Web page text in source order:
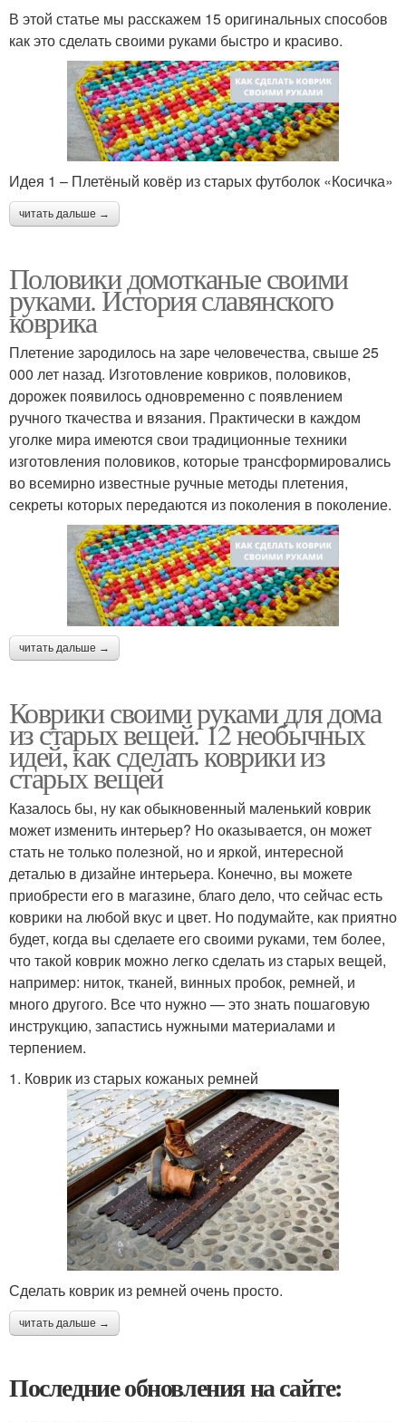
В этой статье мы расскажем 15 оригинальных способов
как это сделать своими руками быстро и красиво.
Идея 1 – Плетёный ковёр из старых футболок «Косичка»
читать дальше →
Половики домотканые своими
руками. История славянского
коврика
Плетение зародилось на заре человечества, свыше 25
000 лет назад. Изготовление ковриков, половиков,
дорожек появилось одновременно с появлением
ручного ткачества и вязания. Практически в каждом
уголке мира имеются свои традиционные техники
изготовления половиков, которые трансформировались
во всемирно известные ручные методы плетения,
секреты которых передаются из поколения в поколение.
читать дальше →
Коврики своими руками для дома
из старых вещей. 12 необычных
идей, как сделать коврики из
старых вещей
Казалось бы, ну как обыкновенный маленький коврик
может изменить интерьер? Но оказывается, он может
стать не только полезной, но и яркой, интересной
деталью в дизайне интерьера. Конечно, вы можете
приобрести его в магазине, благо дело, что сейчас есть
коврики на любой вкус и цвет. Но подумайте, как приятно
будет, когда вы сделаете его своими руками, тем более,
что такой коврик можно легко сделать из старых вещей,
например: ниток, тканей, винных пробок, ремней, и
много другого. Все что нужно — это знать пошаговую
инструкцию, запастись нужными материалами и
терпением.
1. Коврик из старых кожаных ремней
Сделать коврик из ремней очень просто.
читать дальше →
Последние обновления на сайте: